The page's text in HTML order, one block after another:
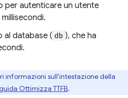
per autenticare un utente
al database ( db ), che ha
informazioni sull'intestazione della
Ottimizza TTFB.